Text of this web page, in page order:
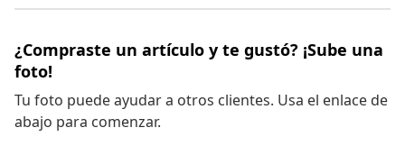
¿Compraste un artículo y te gustó? ¡Sube una
foto!
Tu foto puede ayudar a otros clientes. Usa el enlace de
abajo para comenzar.